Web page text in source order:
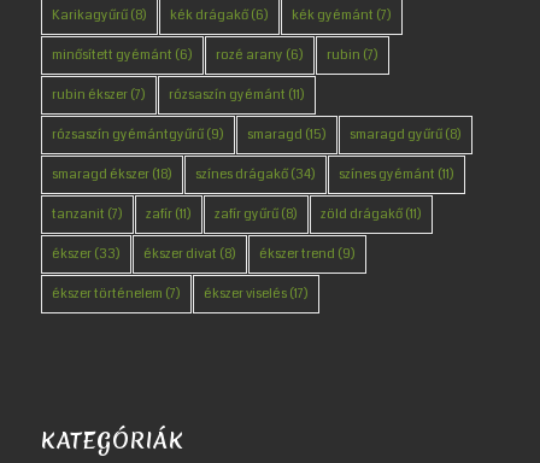
Karikagyűrű(8) kék drágakő(6) kék gyémánt (7)
minősített gyémánt (6) rozé arany (6) rubin (7)
rubin ékszer(7) rózsaszín gyémánt (11)
rózsaszín gyémántgyűrű(9) smaragd (15) smaragd gyűrű(8)
smaragd ékszer(18) színes drágakő(34) színes gyémánt (11)
tanzanit (7) zafír(11) zafír gyűrű(8) zöld drágakő(11)
ékszer(33) ékszer divat (8) ékszer trend (9)
ékszer történelem (7) ékszer viselés(17)
KATEGÓRIÁK